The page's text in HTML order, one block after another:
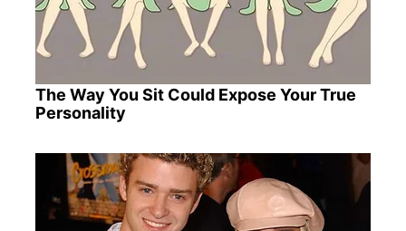
The Way You Sit Could Expose Your True
Personality